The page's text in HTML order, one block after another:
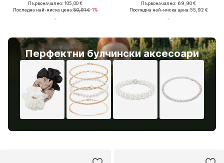
Първоначално: 105,00 €
Последна най-ниска цена:80,91 €-1%
Първоначално: 69,90 €
Последна най-ниска цена:55,92 €
Перфектни булчински аксесоари